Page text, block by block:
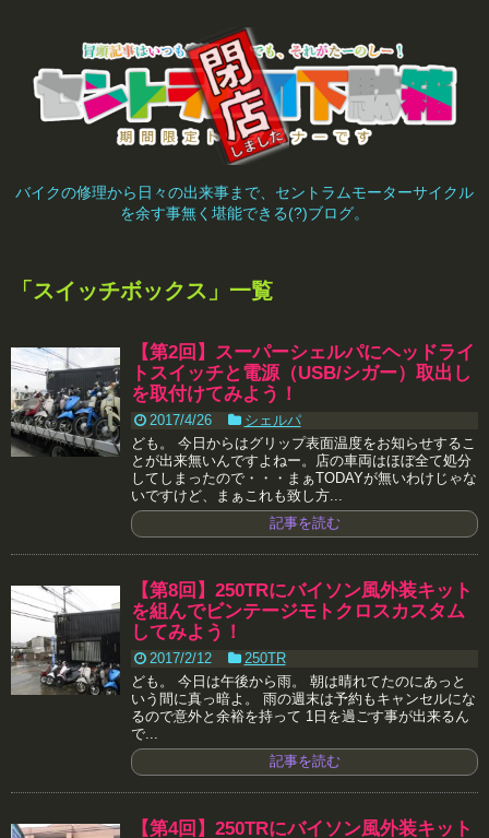
バイクの修理から日々の出来事まで、セントラムモーターサイクル
を余す事無く堪能できる(?)ブログ。
「 スイッチボックス 」 一覧
【第2回】スーパーシェルパにヘッドライ
トスイッチと電源（USB/シガー）取出し
を取付けてみよう！
2017/4/26
シェルパ
ども。 今日からはグリップ表面温度をお知らせするこ
とが出来無いんですよねー。店の車両はほぼ全て処分
してしまったので・・・まぁTODAYが無いわけじゃな
いですけど、まぁこれも致し方...
記事を読む
【第8回】250TRにバイソン風外装キット
を組んでビンテージモトクロスカスタム
してみよう！
2017/2/12
250TR
ども。 今日は午後から雨。 朝は晴れてたのにあっと
いう間に真っ暗よ。 雨の週末は予約もキャンセルにな
るので意外と余裕を持って 1日を過ごす事が出来るん
で...
記事を読む
【第4回】250TRにバイソン風外装キット